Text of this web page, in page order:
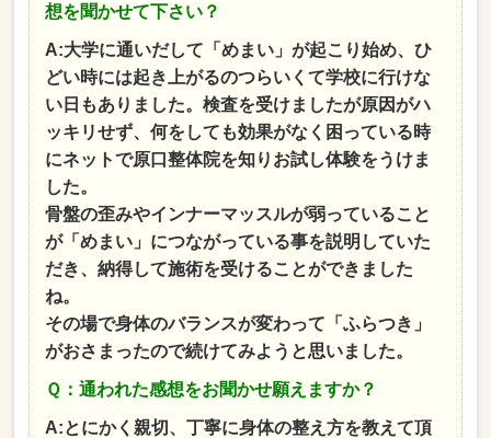
想を聞かせて下さい？
A:大学に通いだして「めまい」が起こり始め、ひ
どい時には起き上がるのつらいくて学校に行けな
い日もありました。検査を受けましたが原因がハ
ッキリせず、何をしても効果がなく困っている時
にネットで原口整体院を知りお試し体験をうけま
した。
骨盤の歪みやインナーマッスルが弱っていること
が「めまい」につながっている事を説明していた
だき、納得して施術を受けることができました
ね。
その場で身体のバランスが変わって「ふらつき」
がおさまったので続けてみようと思いました。
Ｑ：通われた感想をお聞かせ願えますか？
A:とにかく親切、丁寧に身体の整え方を教えて頂